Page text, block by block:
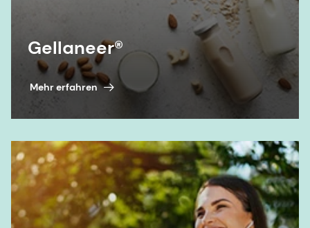
Gellaneer®
Mehr erfahren